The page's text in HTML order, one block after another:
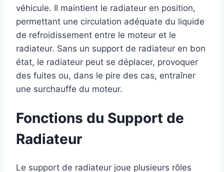
véhicule. Il maintient le radiateur en position,
permettant une circulation adéquate du liquide
de refroidissement entre le moteur et le
radiateur. Sans un support de radiateur en bon
état, le radiateur peut se déplacer, provoquer
des fuites ou, dans le pire des cas, entraîner
une surchauffe du moteur.
Fonctions du Support de
Radiateur
Le support de radiateur joue plusieurs rôles